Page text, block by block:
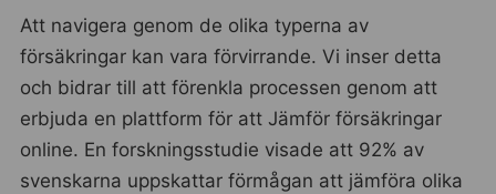
Att navigera genom de olika typerna av
försäkringar kan vara förvirrande. Vi inser detta
och bidrar till att förenkla processen genom att
erbjuda en plattform för att Jämför försäkringar
online. En forskningsstudie visade att 92% av
svenskarna uppskattar förmågan att jämföra olika